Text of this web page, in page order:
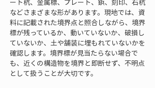
ート杭、金属標、プレート、鋲、刻印、石杭
などさまざまな形があります。現地では、資
料に記載された境界点と照合しながら、境界
標が残っているか、動いていないか、破損し
ていないか、土や舗装に埋もれていないかを
確認します。境界標が見当たらない場合で
も、近くの構造物を境界と即断せず、不明点
として扱うことが大切です。